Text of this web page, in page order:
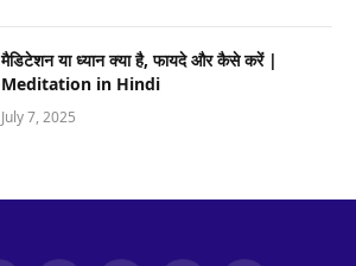
मैडिटेशन या ध्यान क्या है, फायदे और कैसे करें |
Meditation in Hindi
July 7, 2025